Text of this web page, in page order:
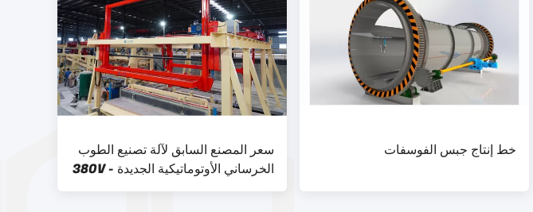
سعر المصنع السابق لآلة تصنيع الطوب
الخرساني الأوتوماتيكية الجديدة - 380V
منضدة التقليب AAC Block Plant
خط إنتاج جبس الفوسفات